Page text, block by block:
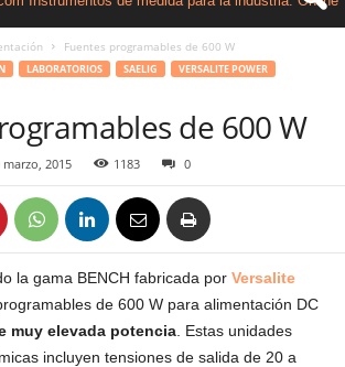
Fuentes programables de 600 W
LABORATORIOS SAELIG
VERSALITE POWER
de 600 W
marzo, 2015 1183 0
la gama BENCH fabricada por Versalite
de 600 W para alimentación DC
muy elevada potencia . Estas unidades
incluyen tensiones de salida de 20 a